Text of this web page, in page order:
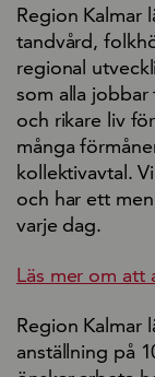
Region Kalmar
tandvård,
regional
som alla
och rikare liv
många
kollektivavtal.
och har ett
varje dag.
Läs mer om att
Region Kalmar
anställning på